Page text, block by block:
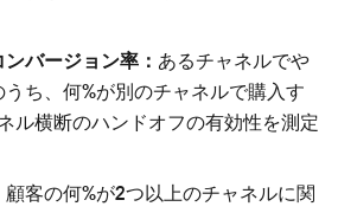
バージョン率： あるチャネルでや
ち、何%が別のチャネルで購入す
ル横断のハンドオフの有効性を測定
顧客の何%が2つ以上のチャネルに関